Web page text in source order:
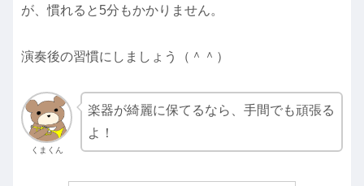
が、慣れると5分もかかりません。
演奏後の習慣にしましょう（＾＾）
くまくん
楽器が綺麗に保てるなら、手間でも頑張る
よ！